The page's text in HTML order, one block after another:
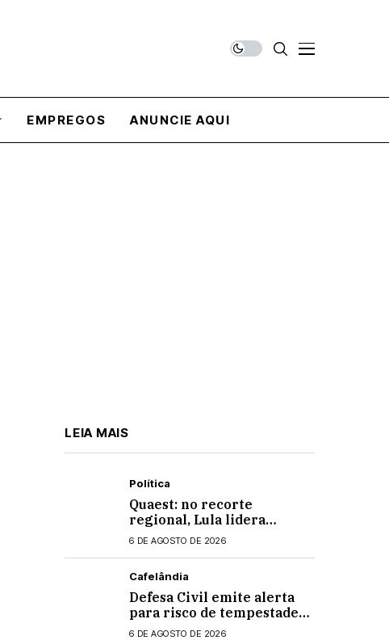
EMPREGOS ANUNCIE AQUI
LEIA MAIS
Política
Quaest: no recorte
regional, Lula lidera
apenas entre eleitores do
Bolsonaro
6 DE AGOSTO DE 2026
Cafelândia
Defesa Civil emite alerta
para risco de tempestades
intensas no Paraná
6 DE AGOSTO DE 2026